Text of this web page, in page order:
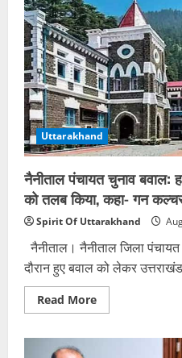
पढ़ाई-
खर्च,
तीन
गर्भपात
और
लाखों
की
ठगी
के
बाद
डिप्टी
कलेक्टर
ने
शादी
किया
इनकार;
मामला
थाने
पहुंचा
Uttarakhand
नैनीताल पंचायत चुनाव बवाल:
को तलब किया, कहा- गन कल्चर
Spirit Of Uttarakhand
नैनीताल। नैनीताल जिला
दौरान हुए बवाल को लेकर उत्तराखंड
Read MoreRead
more